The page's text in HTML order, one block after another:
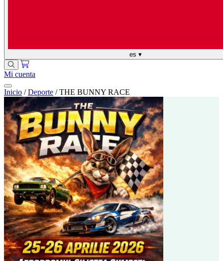
es ▾
Mi cuenta
Inicio / Deporte / THE BUNNY RACE